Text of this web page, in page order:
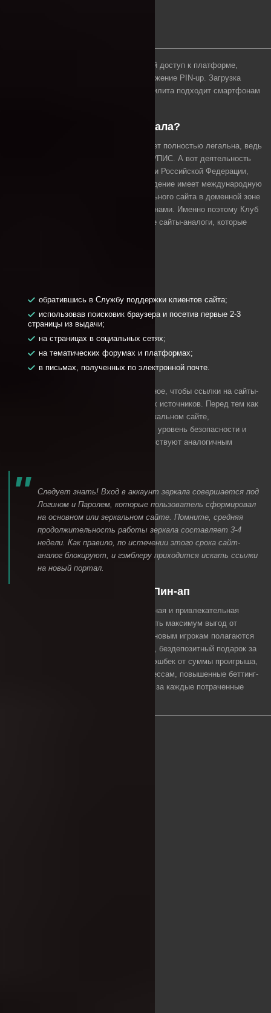
Тем, кто желает всегда иметь под рукой доступ к платформе,
рекомендуем скачать мобильное приложение PIN-up. Загрузка
программы совершается бесплатно. Утилита подходит смартфонам
Где найти актуальные зеркала?
Работа букмекерской конторы Пин ап бет полностью легальна, ведь
организация подключена ко второму ЦУПИС. А вот деятельность
казино PIN-UP запрещена на территории Российской Федерации,
даже не взирая на то, что игорное заведение имеет международную
лицензию о. Кюрасао. Работа официального сайта в доменной зоне
.ru блокируется контролирующими органами. Именно поэтому Клуб
PIN-UP регулярно разрабатывает новые сайты-аналоги, которые
обратившись в Службу поддержки клиентов сайта;
использовав поисковик браузера и посетив первые 2-3
страницы из выдачи;
на страницах в социальных сетях;
на тематических форумах и платформах;
в письмах, полученных по электронной почте.
Бояться рабочих зеркал не стоит. Главное, чтобы ссылки на сайты-
аналоги были получены из проверенных источников. Перед тем как
оставлять свою учетную запись на зеркальном сайте,
удостоверьтесь в том, что функционал, уровень безопасности и
дизайн предложенного ресурса соответствуют аналогичным
Следует знать! Вход в аккаунт зеркала совершается под
Логином и Паролем, которые пользователь сформировал
на основном или зеркальном сайте. Помните, средняя
продолжительность работы зеркала составляет 3-4
недели. Как правило, по истечении этого срока сайт-
аналог блокируют, и гэмблеру приходится искать ссылки
на новый портал.
Бонусная политика Клуба Пин-ап
В казино PIN UP действует нестандартная и привлекательная
бонус-программа, позволяющая получить максимум выгод от
пользования платформой. Активным и новым игрокам полагаются
фриспины и фрибеты, стартовый бонус, бездепозитный подарок за
совершение определенных действий, кэшбек от суммы проигрыша,
100% к выигрышу по сыгравшим Экспрессам, повышенные беттинг-
коэффициенты, персональные подарки за каждые потраченные